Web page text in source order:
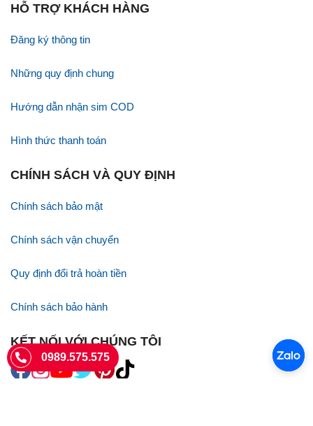
HỖ TRỢ KHÁCH HÀNG
Đăng ký thông tin
Những quy định chung
Hướng dẫn nhận sim COD
Hình thức thanh toán
CHÍNH SÁCH VÀ QUY ĐỊNH
Chính sách bảo mật
Chính sách vận chuyển
Quy định đổi trả hoàn tiền
Chính sách bảo hành
KẾT NỐI VỚI CHÚNG TÔI
0989.575.575